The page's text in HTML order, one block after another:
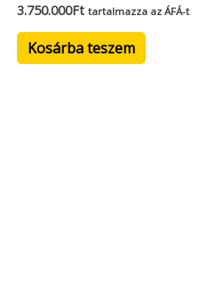
3.750.000Ft tartalmazza az ÁFÁ-t
Kosárba teszem